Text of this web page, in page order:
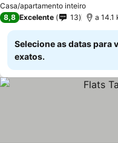
Casa/apartamento inteiro
8,8 Excelente 13 a 14.1
Selecione as datas para
exatos.